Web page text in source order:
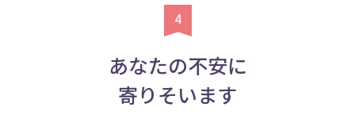
あなたの不安に
寄りそいます